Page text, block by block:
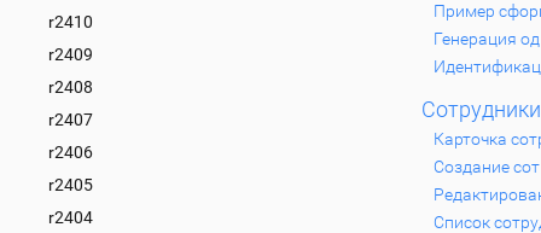
r2410
r2409
r2408
r2407
r2406
r2405
r2404
Пример
Генерация
Сотрудники
Карточка
Создание
Список